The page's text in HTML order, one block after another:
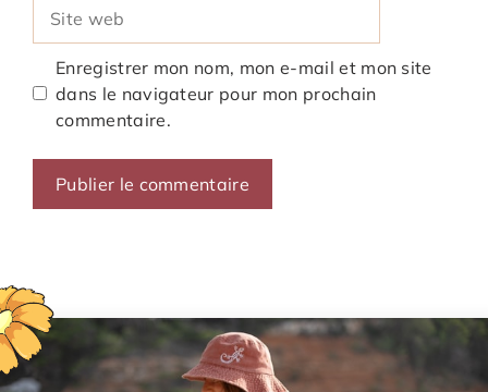
web
Enregistrer mon nom, mon e-mail et mon site
dans le navigateur pour mon prochain
commentaire.